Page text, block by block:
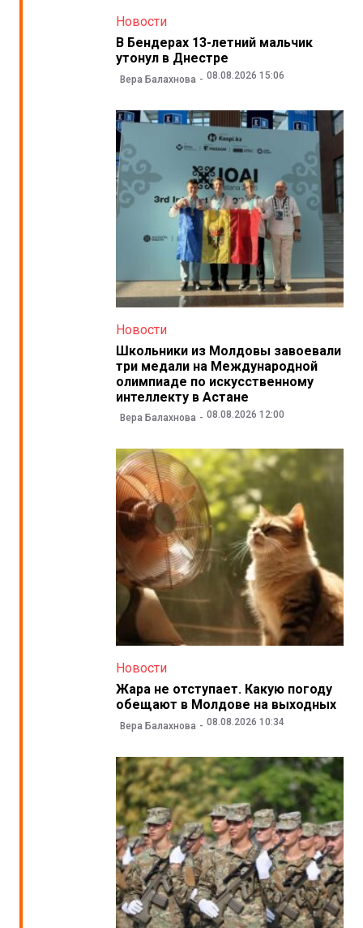
Новости
В Бендерах 13-летний мальчик
утонул в Днестре
Вера Балахнова 08.08.2026 15:06
Новости
Школьники из Молдовы завоевали
три медали на Международной
олимпиаде по искусственному
интеллекту в Астане
Вера Балахнова 08.08.2026 12:00
Новости
Жара не отступает. Какую погоду
обещают в Молдове на выходных
Вера Балахнова 08.08.2026 10:34